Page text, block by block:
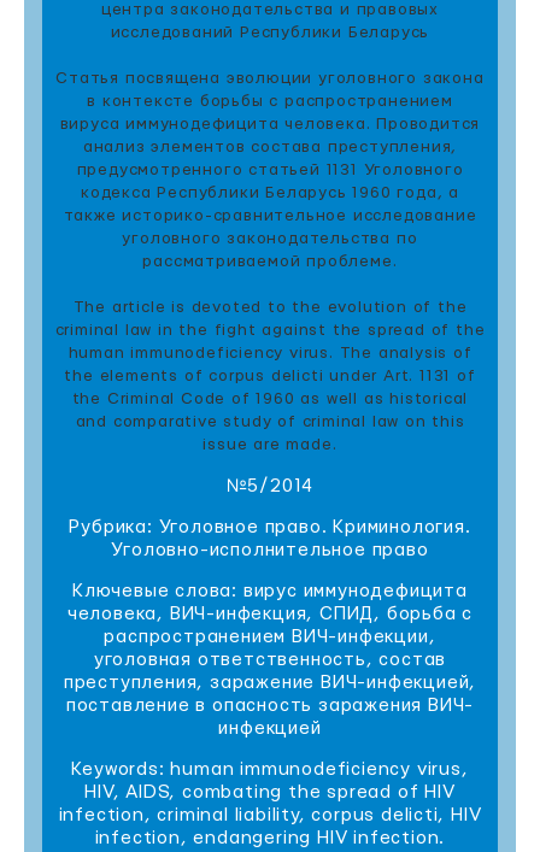
центра законодательства и правовых
исследований Республики Беларусь
Статья посвящена эволюции уголовного закона
в контексте борьбы с распространением
вируса иммунодефицита человека. Проводится
анализ элементов состава преступления,
предусмотренного статьей 1131 Уголовного
кодекса Республики Беларусь 1960 года, а
также историко-сравнительное исследование
уголовного законодательства по
рассматриваемой проблеме.
The article is devoted to the evolution of the
criminal law in the fight against the spread of the
human immunodeficiency virus. The analysis of
the elements of corpus delicti under Art. 1131 of
the Criminal Code of 1960 as well as historical
and comparative study of criminal law on this
issue are made.
№5/2014
Рубрика: Уголовное право. Криминология.
Уголовно-исполнительное право
Ключевые слова: вирус иммунодефицита
человека, ВИЧ-инфекция, СПИД, борьба с
распространением ВИЧ-инфекции,
уголовная ответственность, состав
преступления, заражение ВИЧ-инфекцией,
поставление в опасность заражения ВИЧ-
инфекцией
Keywords: human immunodeficiency virus,
HIV, AIDS, combating the spread of HIV
infection, criminal liability, corpus delicti, HIV
infection, endangering HIV infection.